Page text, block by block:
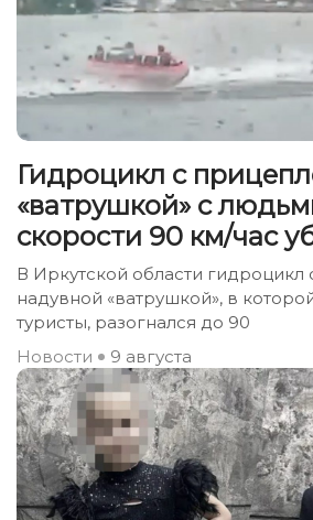
Гидроцикл с
«ватрушкой» с
скорости 90 км/час
В Иркутской области гидроцикл
надувной «ватрушкой», в
туристы, разогнался до 90
Новости
9 августа